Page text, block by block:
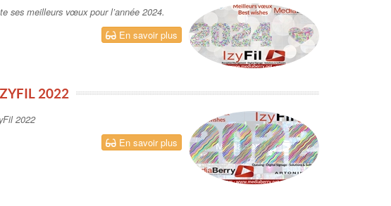
ses meilleurs vœux pour l’année 2024.
En savoir plus
2022
2022
En savoir plus